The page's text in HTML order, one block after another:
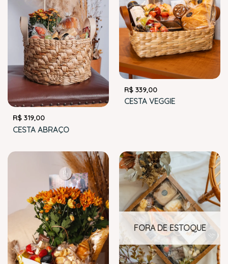
R$319,00
CESTA ABRAÇO
R$339,00
CESTA VEGGIE
FORA DE ESTOQUE